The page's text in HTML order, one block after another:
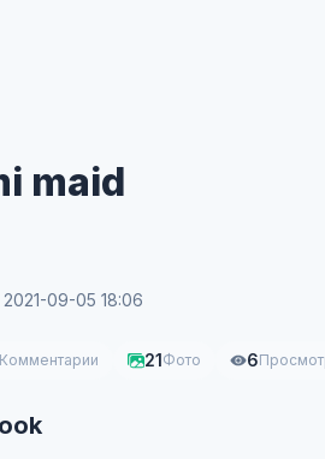
maid
09-05 18:06
Комментарии 21Фото 6